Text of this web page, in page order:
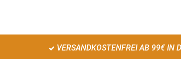
VERSANDKOSTENFREI AB 99€ IN